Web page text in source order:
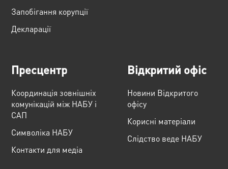
Запобігання корупції
Декларації
Пресцентр
Координація зовнішніх
комунікацій між НАБУ і
САП
Cимволіка НАБУ
Контакти для медіа
Відкритий офіс
Новини Відкритого
офісу
Корисні матеріали
Слідство веде НАБУ